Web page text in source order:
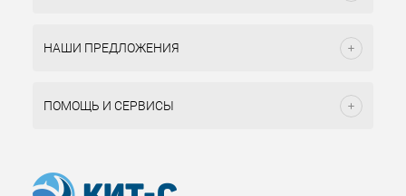
НАШИ ПРЕДЛОЖЕНИЯ
ПОМОЩЬ И СЕРВИСЫ